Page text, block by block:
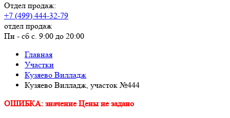
Отдел продаж:
+7 (499) 444-32-79
отдел продаж
Пн - сб с. 9:00 до 20:00
Главная
Участки
Кузяево Вилладж
Кузяево Вилладж, участок №444
ОШИБКА: значение Цены не задано